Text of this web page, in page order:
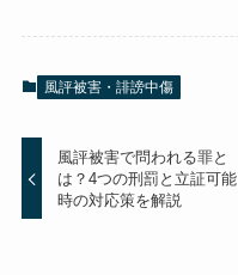
風評被害・誹謗中傷
風評被害で問われる罪と
は？4つの刑罰と立証可能
時の対応策を解説